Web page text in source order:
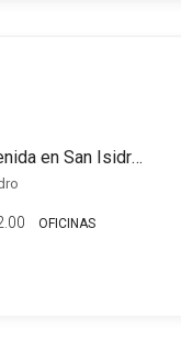
Venta Local comercial sobre avenida en San Isidro con cochera
OFICINAS